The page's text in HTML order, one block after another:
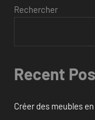
Rechercher
Recent
Créer des meubles